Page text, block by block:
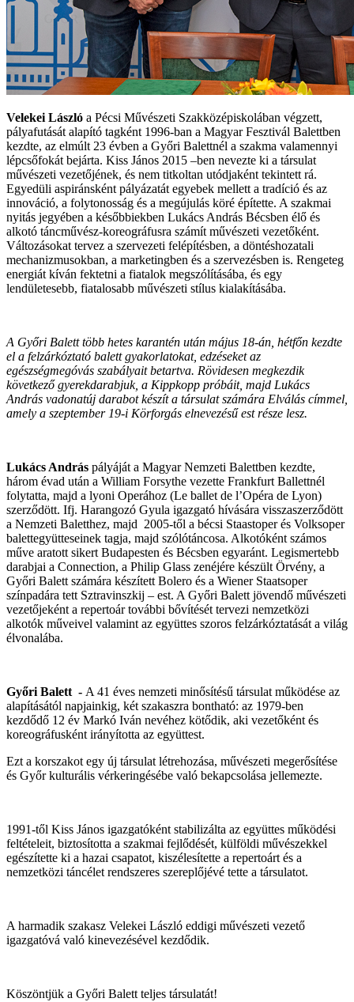
Velekei László a Pécsi Művészeti Szakközépiskolában végzett,
pályafutását alapító tagként 1996-ban a Magyar Fesztivál Balettben
kezdte, az elmúlt 23 évben a Győri Balettnél a szakma valamennyi
lépcsőfokát bejárta. Kiss János 2015 –ben nevezte ki a társulat
művészeti vezetőjének, és nem titkoltan utódjaként tekintett rá.
Egyedüli aspiránsként pályázatát egyebek mellett a tradíció és az
innováció, a folytonosság és a megújulás köré építette. A szakmai
nyitás jegyében a későbbiekben Lukács András Bécsben élő és
alkotó táncművész-koreográfusra számít művészeti vezetőként.
Változásokat tervez a szervezeti felépítésben, a döntéshozatali
mechanizmusokban, a marketingben és a szervezésben is. Rengeteg
energiát kíván fektetni a fiatalok megszólításába, és egy
lendületesebb, fiatalosabb művészeti stílus kialakításába.
A Győri Balett több hetes karantén után május 18-án, hétfőn kezdte
el a felzárkóztató balett gyakorlatokat, edzéseket az
egészségmegóvás szabályait betartva. Rövidesen megkezdik
következő gyerekdarabjuk, a Kippkopp próbáit, majd Lukács
András vadonatúj darabot készít a társulat számára Elválás címmel,
amely a szeptember 19-i Körforgás elnevezésű est része lesz.
Lukács András pályáját a Magyar Nemzeti Balettben kezdte,
három évad után a William Forsythe vezette Frankfurt Ballettnél
folytatta, majd a lyoni Operához (Le ballet de l’Opéra de Lyon)
szerződött. Ifj. Harangozó Gyula igazgató hívására visszaszerződött
a Nemzeti Baletthez, majd 2005-től a bécsi Staastoper és Volksoper
balettegyütteseinek tagja, majd szólótáncosa. Alkotóként számos
műve aratott sikert Budapesten és Bécsben egyaránt. Legismertebb
darabjai a Connection, a Philip Glass zenéjére készült Örvény, a
Győri Balett számára készített Bolero és a Wiener Staatsoper
színpadára tett Sztravinszkij – est. A Győri Balett jövendő művészeti
vezetőjeként a repertoár további bővítését tervezi nemzetközi
alkotók műveivel valamint az együttes szoros felzárkóztatását a világ
élvonalába.
Győri Balett - A 41 éves nemzeti minősítésű társulat működése az
alapításától napjainkig, két szakaszra bontható: az 1979-ben
kezdődő 12 év Markó Iván nevéhez kötődik, aki vezetőként és
koreográfusként irányította az együttest.
Ezt a korszakot egy új társulat létrehozása, művészeti megerősítése
és Győr kulturális vérkeringésébe való bekapcsolása jellemezte.
1991-től Kiss János igazgatóként stabilizálta az együttes működési
feltételeit, biztosította a szakmai fejlődését, külföldi művészekkel
egészítette ki a hazai csapatot, kiszélesítette a repertoárt és a
nemzetközi táncélet rendszeres szereplőjévé tette a társulatot.
A harmadik szakasz Velekei László eddigi művészeti vezető
igazgatóvá való kinevezésével kezdődik.
Köszöntjük a Győri Balett teljes társulatát!